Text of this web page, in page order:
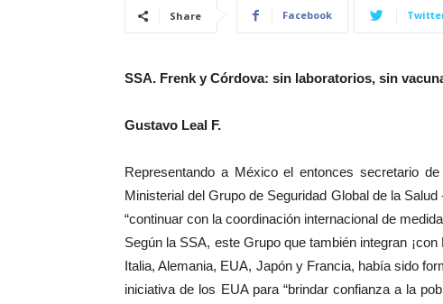
Share Facebook
SSA. Frenk y Córdova: sin laboratorios, sin
Gustavo Leal F.
Representando a México el entonces secretario
Ministerial del Grupo de Seguridad Global de la
“continuar con la coordinación internacional de
Según la SSA, este Grupo que también integran
Italia, Alemania, EUA, Japón y Francia, había sido
iniciativa de los EUA para “brindar confianza a la